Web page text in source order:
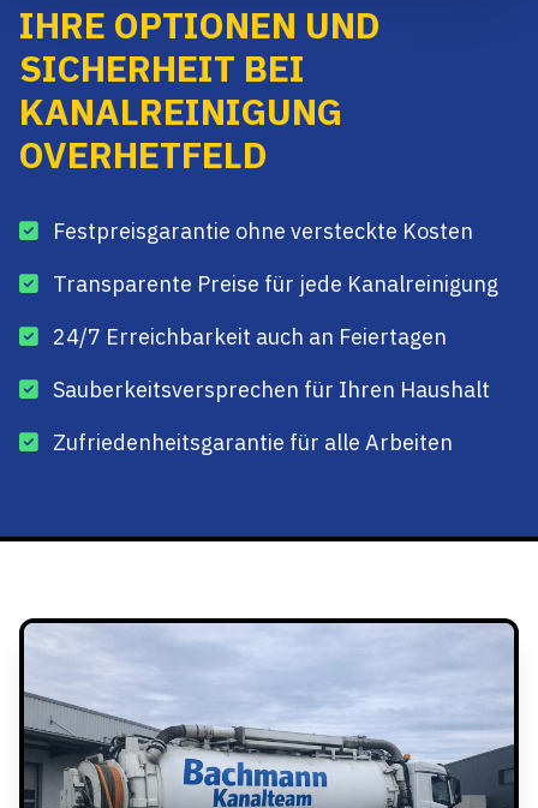
IHRE OPTIONEN UND
SICHERHEIT BEI
KANALREINIGUNG
OVERHETFELD
Festpreisgarantie ohne versteckte Kosten
Transparente Preise für jede Kanalreinigung
24/7 Erreichbarkeit auch an Feiertagen
Sauberkeitsversprechen für Ihren Haushalt
Zufriedenheitsgarantie für alle Arbeiten